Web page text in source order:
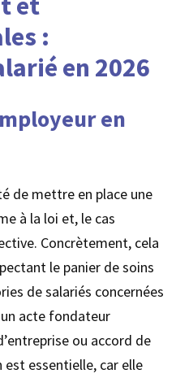
:
en 2026
en
de mettre en place une
à la loi et, le cas
Concrètement, cela
le panier de soins
de salariés concernées
acte fondateur
ou accord de
essentielle, car elle